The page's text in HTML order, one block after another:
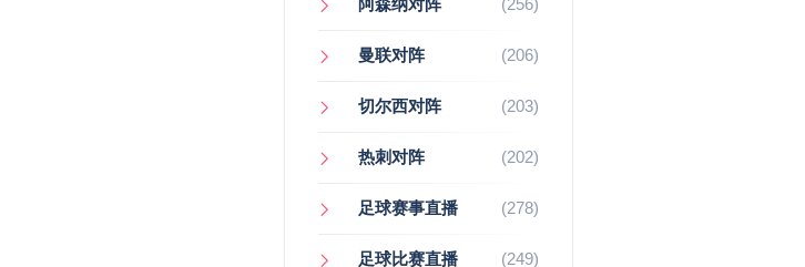
曼联对阵 (206)
切尔西对阵 (203)
热刺对阵 (202)
足球赛事直播 (278)
足球比赛直播 (249)